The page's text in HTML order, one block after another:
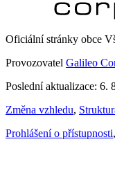
Oficiální stránky obce
Provozovatel Galileo
Poslední aktualizace: 6.
Změna vzhledu,
Prohlášení o přístupnosti,